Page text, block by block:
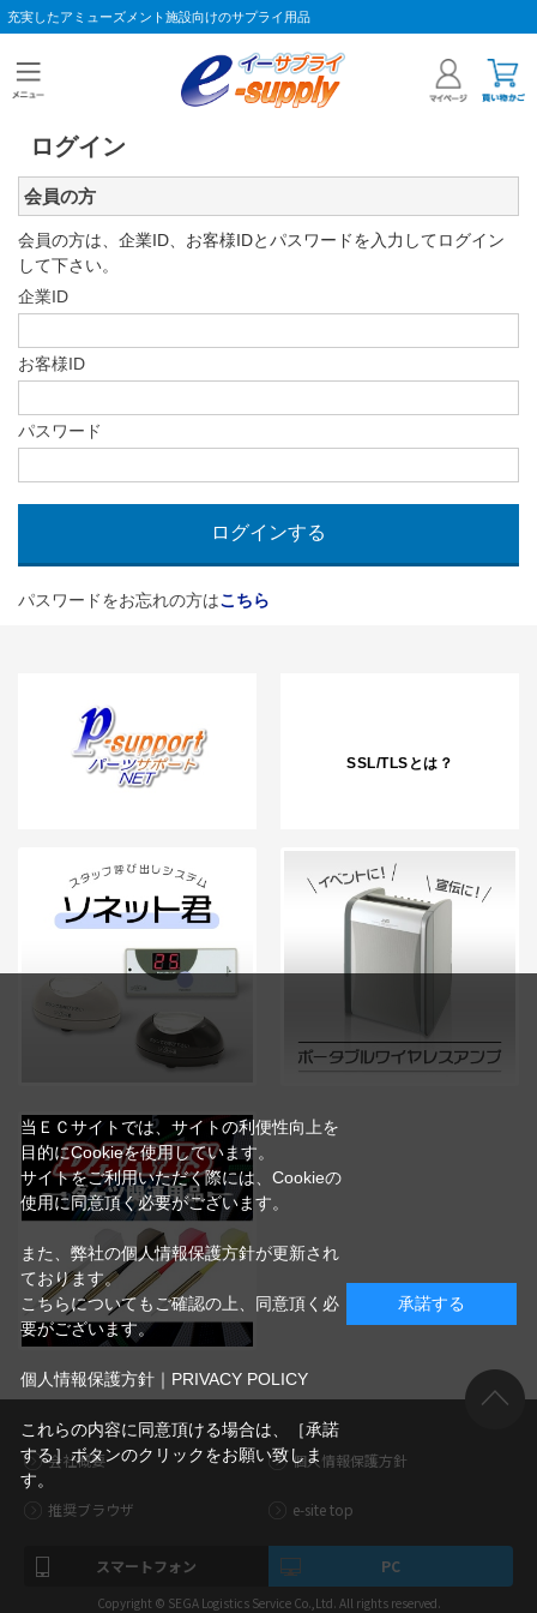
充実したアミューズメント施設向けのサプライ用品
ログイン
会員の方
会員の方は、企業ID、お客様IDとパスワードを入力してログイン
して下さい。
企業ID
お客様ID
パスワード
パスワードをお忘れの方はこちら
SSL/TLSとは？
会社概要 個人情報保護方針
推奨ブラウザ e-site top
スマートフォン PC
Copyright © SEGA Logistics Service Co.,Ltd. All rights reserved.
当ＥＣサイトでは、サイトの利便性向上を
目的にCookieを使用しています。
サイトをご利用いただく際には、Cookieの
使用に同意頂く必要がございます。
また、弊社の個人情報保護方針が更新され
ております。
こちらについてもご確認の上、同意頂く必
要がございます。
個人情報保護方針｜PRIVACY POLICY
これらの内容に同意頂ける場合は、［承諾
する］ボタンのクリックをお願い致しま
す。
承諾する